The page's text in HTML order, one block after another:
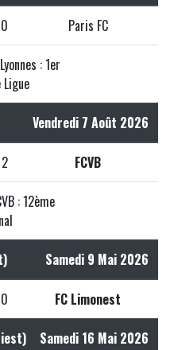
0 Paris FC
: 1er
Vendredi 7 Août 2026
2 FCVB
: 12ème
Samedi 9 Mai 2026
0 FC Limonest
Samedi 16 Mai 2026